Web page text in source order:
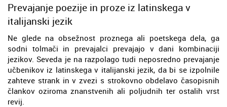
Prevajanje poezije in proze iz latinskega v
italijanski jezik
Ne glede na obsežnost proznega ali poetskega dela, ga
sodni tolmači in prevajalci prevajajo v dani kombinaciji
jezikov. Seveda je na razpolago tudi neposredno prevajanje
učbenikov iz latinskega v italijanski jezik, da bi se izpolnile
zahteve strank in v zvezi s strokovno obdelavo časopisnih
člankov oziroma znanstvenih ali poljudnih ter ostalih vrst
revij.